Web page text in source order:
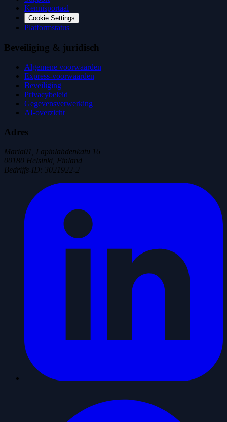
Kennisportaal
Cookie Settings
Platformstatus
Beveiliging & juridisch
Algemene voorwaarden
Express-voorwaarden
Beveiliging
Privacybeleid
Gegevensverwerking
AI-overzicht
Adres
Maria01, Lapinlahdenkatu 16
00180 Helsinki, Finland
Bedrijfs-ID: 3021922-2